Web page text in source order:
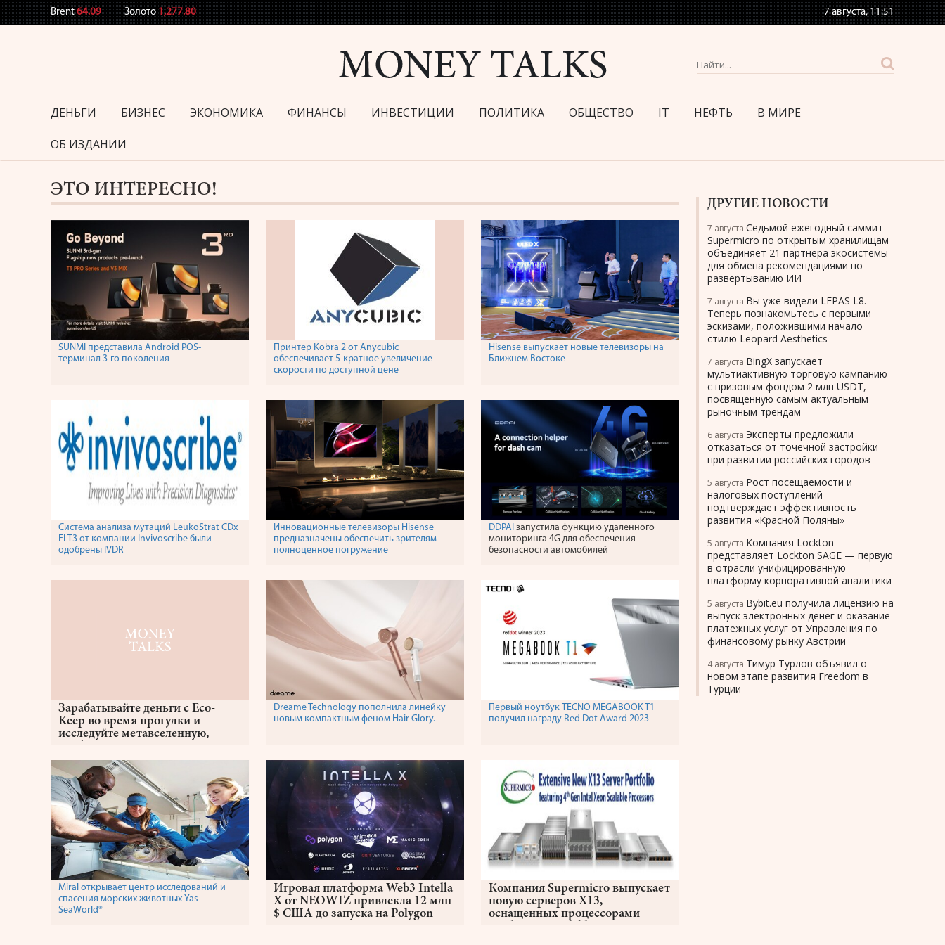
Brent64.09 Золото1,277.80 7 августа,11:51
ДЕНЬГИ БИЗНЕС ЭКОНОМИКА ФИНАНСЫ ИНВЕСТИЦИИ ПОЛИТИКА ОБЩЕСТВО IT НЕФТЬ В МИРЕ
ОБ ИЗДАНИИ
ЭТО ИНТЕРЕСНО!
SUNMI представила Android POS-
терминал 3-го поколения
Принтер Kobra 2 от Anycubic
обеспечивает 5-кратное увеличение
скорости по доступной цене
Hisense выпускает новые телевизоры на
Ближнем Востоке
Система анализа мутаций LeukoStrat CDx
FLT3 от компании Invivoscribe были
одобрены IVDR
Инновационные телевизоры Hisense
предназначены обеспечить зрителям
полноценное погружение
DDPAI запустила функцию удаленного
мониторинга 4G для обеспечения
безопасности автомобилей
Зарабатывайте деньги с Eco-
Keep во время прогулки и
исследуйте метавселенную,
нейтральности
Dreame Technology пополнила линейку
новым компактным феном Hair Glory.
Первый ноутбук TECNO MEGABOOK T1
получил награду Red Dot Award 2023
Miral открывает центр исследований и
спасения морских животных Yas
SeaWorld®
Игровая платформа Web3 Intella
X от NEOWIZ привлекла 12 млн
$ США до запуска на Polygon
Компания Supermicro выпускает
новую серверов X13,
оснащенных процессорами
ДРУГИЕ НОВОСТИ
7 августа Седьмой ежегодный саммит
Supermicro по открытым хранилищам
объединяет 21 партнера экосистемы
для обмена рекомендациями по
развертыванию ИИ
7 августа Вы уже видели LEPAS L8.
Теперь познакомьтесь с первыми
эскизами, положившими начало
стилю Leopard Aesthetics
7 августа BingX запускает
мультиактивную торговую кампанию
с призовым фондом 2 млн USDT,
посвященную самым актуальным
рыночным трендам
6 августа Эксперты предложили
отказаться от точечной застройки
при развитии российских городов
5 августа Рост посещаемости и
налоговых поступлений
подтверждает эффективность
развития «Красной Поляны»
5 августа Компания Lockton
представляет Lockton SAGE — первую
в отрасли унифицированную
платформу корпоративной аналитики
5 августа Bybit.eu получила лицензию на
выпуск электронных денег и оказание
платежных услуг от Управления по
финансовому рынку Австрии
4 августа Тимур Турлов объявил о
новом этапе развития Freedom в
Турции